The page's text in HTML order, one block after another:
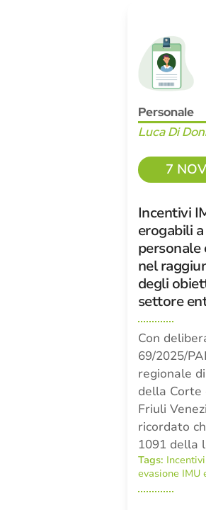
Personale
Luca Di
7
Incentivi
erogabili
nel
degli
settore
Con
69/2025/
regionale
della Corte
Friuli
ricordato
1091 della
Tags:
evasione IMU